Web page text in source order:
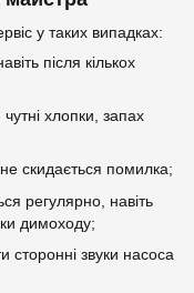
у таких випадках:
після кількох
хлопки, запах
скидається помилка;
регулярно, навіть
димоходу;
сторонні звуки насоса